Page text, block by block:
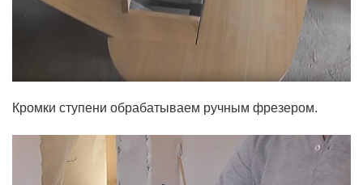
Кромки ступени обрабатываем ручным фрезером.